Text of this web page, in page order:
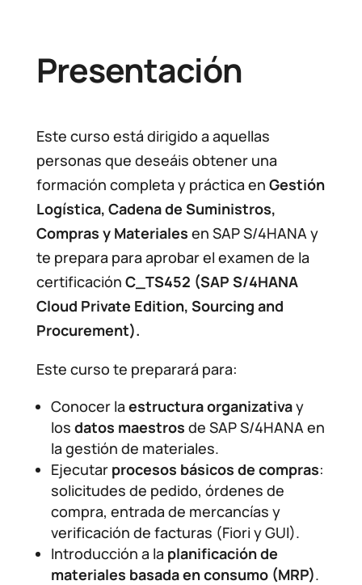
Presentación
Este curso está dirigido a aquellas
personas que deseáis obtener una
formación completa y práctica en Gestión
Logística, Cadena de Suministros,
Compras y Materiales en SAP S/4HANA y
te prepara para aprobar el examen de la
certificación C_TS452 (SAP S/4HANA
Cloud Private Edition, Sourcing and
Procurement).
Este curso te preparará para:
Conocer la estructura organizativay
los datos maestros de SAP S/4HANA en
la gestión de materiales.
Ejecutar procesos básicos de compras:
solicitudes de pedido, órdenes de
compra, entrada de mercancías y
verificación de facturas (Fiori y GUI).
Introducción a la planificación de
materiales basada en consumo (MRP).